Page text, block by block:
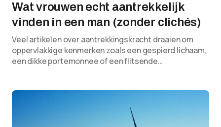
Wat vrouwen echt aantrekkelijk
vinden in een man (zonder clichés)
Veel artikelen over aantrekkingskracht draaien om
oppervlakkige kenmerken zoals een gespierd lichaam,
een dikke portemonnee of een flitsende…